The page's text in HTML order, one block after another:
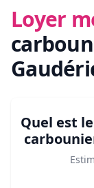
Loyer
Quel est